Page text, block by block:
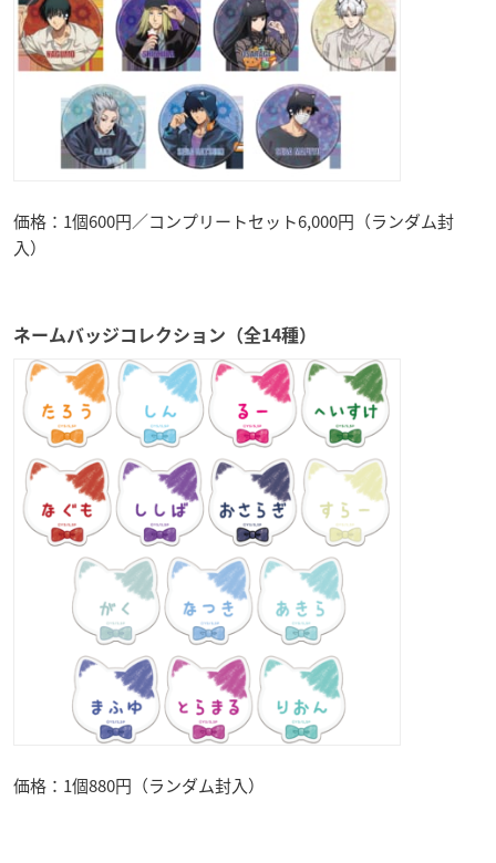
価格：1個600円／コンプリートセット6,000円（ランダム封
入）
ネームバッジコレクション（全14種）
価格：1個880円（ランダム封入）